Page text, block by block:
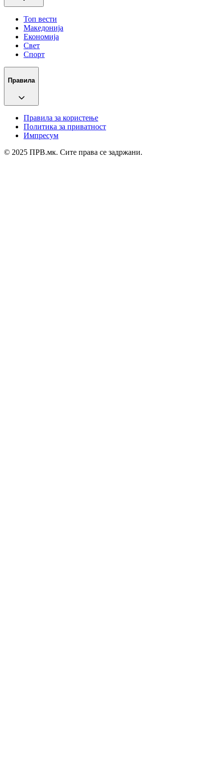
Топ вести
Македонија
Економија
Свет
Спорт
Правила
Правила за користење
Политика за приватност
Импресум
© 2025 ПРВ.мк. Сите права се задржани.